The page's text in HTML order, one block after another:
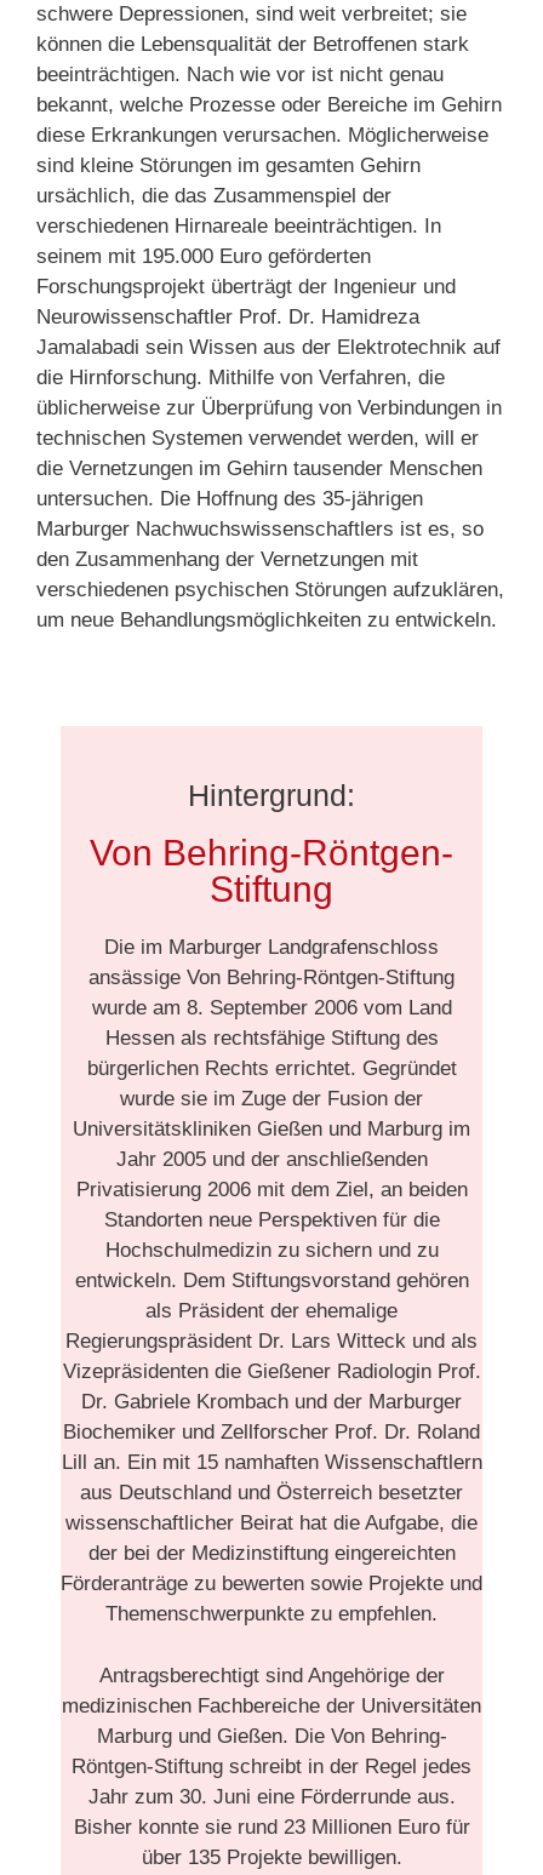
schwere Depressionen, sind weit verbreitet; sie
können die Lebensqualität der Betroffenen stark
beeinträchtigen. Nach wie vor ist nicht genau
bekannt, welche Prozesse oder Bereiche im Gehirn
diese Erkrankungen verursachen. Möglicherweise
sind kleine Störungen im gesamten Gehirn
ursächlich, die das Zusammenspiel der
verschiedenen Hirnareale beeinträchtigen. In
seinem mit 195.000 Euro geförderten
Forschungsprojekt überträgt der Ingenieur und
Neurowissenschaftler Prof. Dr. Hamidreza
Jamalabadi sein Wissen aus der Elektrotechnik auf
die Hirnforschung. Mithilfe von Verfahren, die
üblicherweise zur Überprüfung von Verbindungen in
technischen Systemen verwendet werden, will er
die Vernetzungen im Gehirn tausender Menschen
untersuchen. Die Hoffnung des 35-jährigen
Marburger Nachwuchswissenschaftlers ist es, so
den Zusammenhang der Vernetzungen mit
verschiedenen psychischen Störungen aufzuklären,
um neue Behandlungsmöglichkeiten zu entwickeln.
Hintergrund:
Von Behring-Röntgen-
Stiftung
Die im Marburger Landgrafenschloss
ansässige Von Behring-Röntgen-Stiftung
wurde am 8. September 2006 vom Land
Hessen als rechtsfähige Stiftung des
bürgerlichen Rechts errichtet. Gegründet
wurde sie im Zuge der Fusion der
Universitätskliniken Gießen und Marburg im
Jahr 2005 und der anschließenden
Privatisierung 2006 mit dem Ziel, an beiden
Standorten neue Perspektiven für die
Hochschulmedizin zu sichern und zu
entwickeln. Dem Stiftungsvorstand gehören
als Präsident der ehemalige
Regierungspräsident Dr. Lars Witteck und als
Vizepräsidenten die Gießener Radiologin Prof.
Dr. Gabriele Krombach und der Marburger
Biochemiker und Zellforscher Prof. Dr. Roland
Lill an. Ein mit 15 namhaften Wissenschaftlern
aus Deutschland und Österreich besetzter
wissenschaftlicher Beirat hat die Aufgabe, die
der bei der Medizinstiftung eingereichten
Förderanträge zu bewerten sowie Projekte und
Themenschwerpunkte zu empfehlen.
Antragsberechtigt sind Angehörige der
medizinischen Fachbereiche der Universitäten
Marburg und Gießen. Die Von Behring-
Röntgen-Stiftung schreibt in der Regel jedes
Jahr zum 30. Juni eine Förderrunde aus.
Bisher konnte sie rund 23 Millionen Euro für
über 135 Projekte bewilligen.